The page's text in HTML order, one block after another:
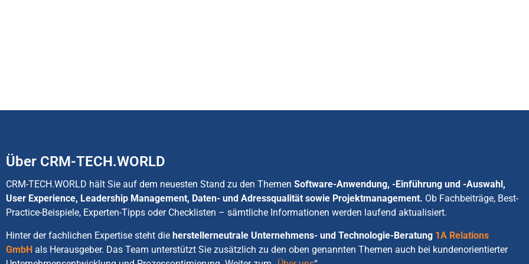
Über CRM-TECH.WORLD
CRM-TECH.WORLD hält Sie auf dem neuesten Stand zu den Themen Software-Anwendung, -Einführung und -Auswahl,
User Experience, Leadership Management, Daten- und Adressqualität sowie Projektmanagement. Ob Fachbeiträge, Best-
Practice-Beispiele, Experten-Tipps oder Checklisten – sämtliche Informationen werden laufend aktualisiert.
Hinter der fachlichen Expertise steht die herstellerneutrale Unternehmens- und Technologie-Beratung 1A Relations
GmbHals Herausgeber. Das Team unterstützt Sie zusätzlich zu den oben genannten Themen auch bei kundenorientierter